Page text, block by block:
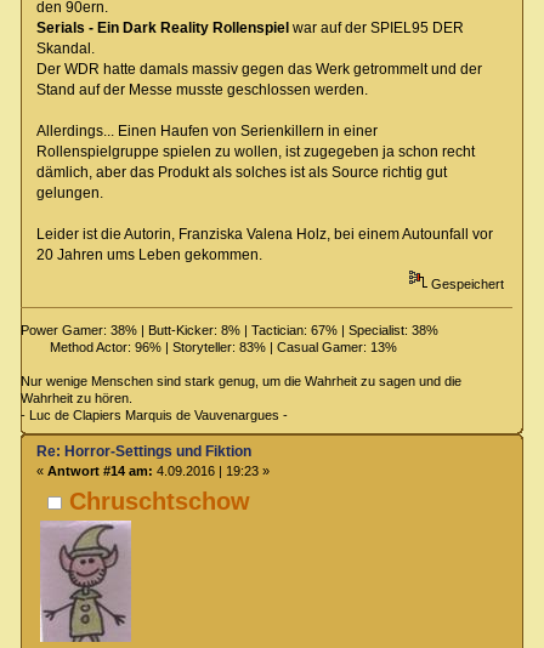
den 90ern.
Serials - Ein Dark Reality Rollenspiel war auf der SPIEL95 DER
Skandal.
Der WDR hatte damals massiv gegen das Werk getrommelt und der
Stand auf der Messe musste geschlossen werden.
Allerdings... Einen Haufen von Serienkillern in einer
Rollenspielgruppe spielen zu wollen, ist zugegeben ja schon recht
dämlich, aber das Produkt als solches ist als Source richtig gut
gelungen.
Leider ist die Autorin, Franziska Valena Holz, bei einem Autounfall vor
20 Jahren ums Leben gekommen.
Gespeichert
Power Gamer: 38% | Butt-Kicker: 8% | Tactician: 67% | Specialist: 38%
Method Actor: 96% | Storyteller: 83% | Casual Gamer: 13%
Nur wenige Menschen sind stark genug, um die Wahrheit zu sagen und die
Wahrheit zu hören.
- Luc de Clapiers Marquis de Vauvenargues -
Chruschtschow
Re: Horror-Settings und Fiktion
« Antwort #14 am: 4.09.2016 | 19:23 »